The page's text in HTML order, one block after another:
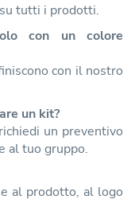
tutti i prodotti.
con un colore
con il nostro
un kit?
un preventivo
al tuo gruppo.
al prodotto, al logo